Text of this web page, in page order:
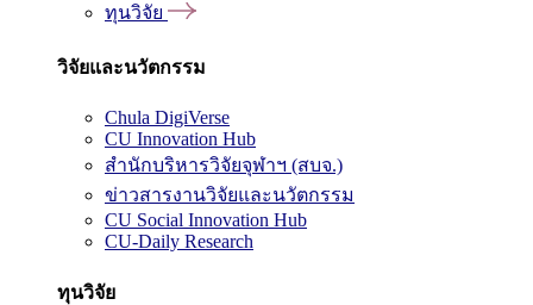
ทุนวิจัย
วิจัยและนวัตกรรม
Chula DigiVerse
CU Innovation Hub
สำนักบริหารวิจัยจุฬาฯ (สบจ.)
ข่าวสารงานวิจัยและนวัตกรรม
CU Social Innovation Hub
CU-Daily Research
ทุนวิจัย